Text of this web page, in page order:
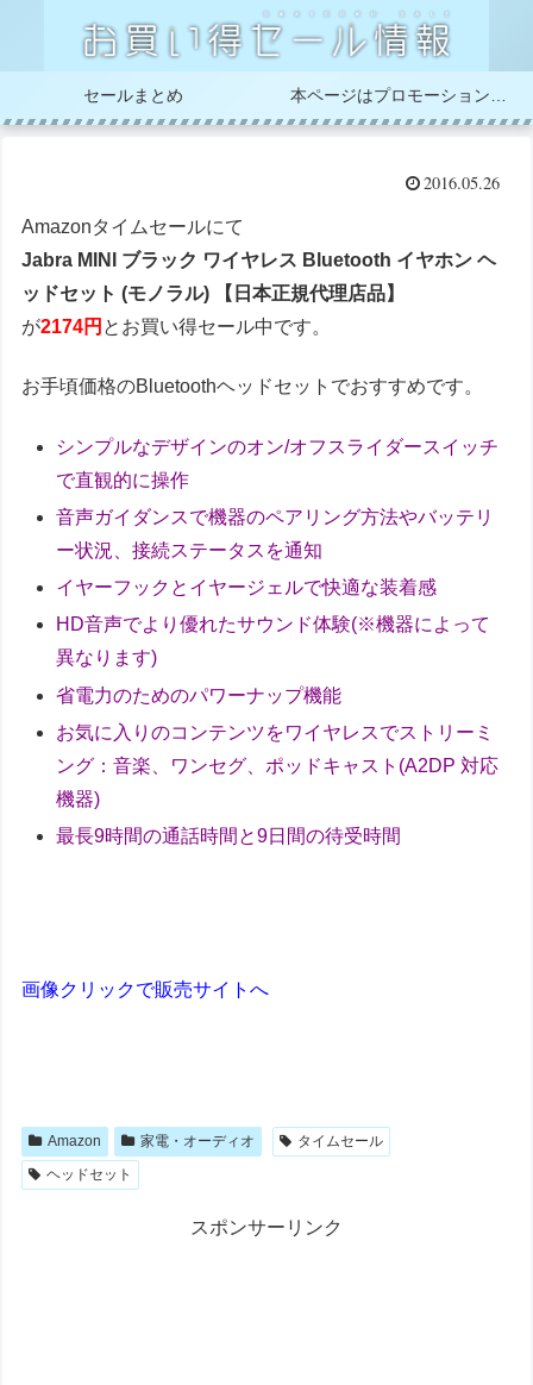
セールまとめ
2016.05.26
Amazonタイムセールにて
Jabra MINI ブラック ワイヤレス Bluetooth イヤホン ヘ
ッドセット (モノラル) 【日本正規代理店品】
が2174円 とお買い得セール中です。
お手頃価格のBluetoothヘッドセットでおすすめです。
シンプルなデザインのオン/オフスライダースイッチ
で直観的に操作
音声ガイダンスで機器のペアリング方法やバッテリ
ー状況、接続ステータスを通知
イヤーフックとイヤージェルで快適な装着感
HD音声でより優れたサウンド体験(※機器によって
異なります)
省電力のためのパワーナップ機能
お気に入りのコンテンツをワイヤレスでストリーミ
ング：音楽、ワンセグ、ポッドキャスト(A2DP 対応
機器)
最長9時間の通話時間と9日間の待受時間
画像クリックで販売サイトへ
Amazon 家電・オーディオ
タイムセール
ヘッドセット
スポンサーリンク